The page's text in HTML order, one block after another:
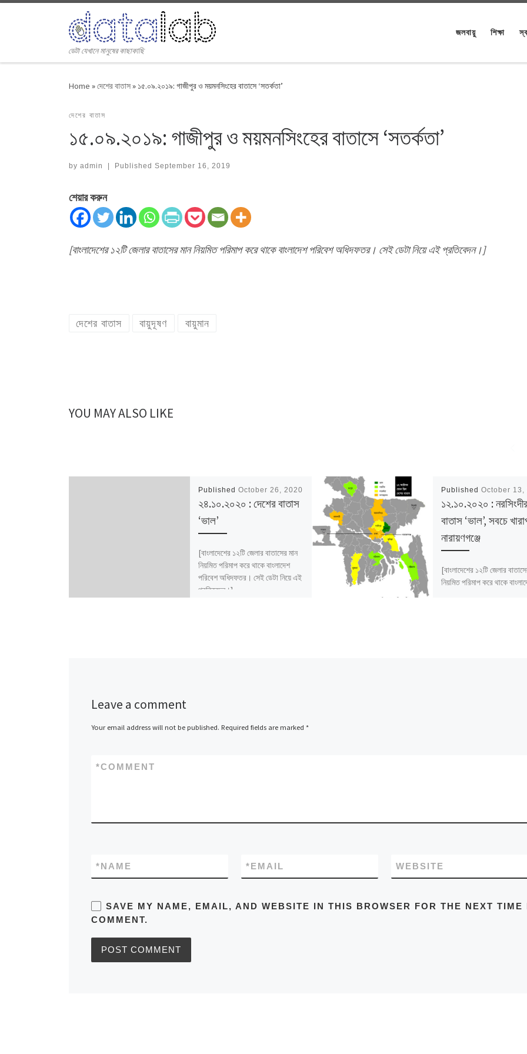
ডেটা যেখানে মানুষের কাছাকাছি
জলবায়ু শিক্ষা
Home »দেশের বাতাস» ১৫.০৯.২০১৯: গাজীপুর ও ময়মনসিংহের বাতাসে ‘সতর্কতা’
দেশের বাতাস
১৫.০৯.২০১৯: গাজীপুর ও ময়মনসিংহের বাতাসে ‘সতর্কতা’
by admin | Published September 16, 2019
শেয়ার করুন
[বাংলাদেশের ১২টি জেলার বাতাসের মান নিয়মিত পরিমাপ করে থাকে বাংলাদেশ পরিবেশ অধিদফতর। সেই ডেটা নিয়ে এই প্রতিবেদন।]
দেশের বাতাস বায়ুদূষণ বায়ুমান
YOU MAY ALSO LIKE
PublishedOctober 26, 2020
২৪.১০.২০২০ : দেশের বাতাস
‘ভাল’
[বাংলাদেশের ১২টি জেলার বাতাসের মান
নিয়মিত পরিমাপ করে থাকে বাংলাদেশ
পরিবেশ অধিদফতর। সেই ডেটা নিয়ে এই
প্রতিবেদন।]
Published October 13,
১২.১০.২০২০ :
বাতাস ‘ভাল’, সবচে
নারায়ণগঞ্জে
[বাংলাদেশের ১২টি জেলার
নিয়মিত পরিমাপ করে থাকে
Leave a comment
Your email address will not be published. Required fields are marked *
COMMENT
*
NAME
* EMAIL
* WEBSITE
SAVE MY NAME, EMAIL, AND WEBSITE IN THIS BROWSER FOR THE NEXT TIME
COMMENT.